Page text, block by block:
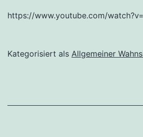
https://www.youtube.com/
Kategorisiert als Allgemeiner